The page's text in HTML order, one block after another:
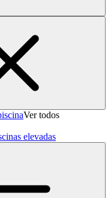
Ver todos
elevadas